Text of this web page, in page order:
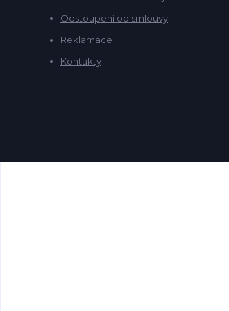
Odstoupení od smlouvy
Reklamace
Kontakty